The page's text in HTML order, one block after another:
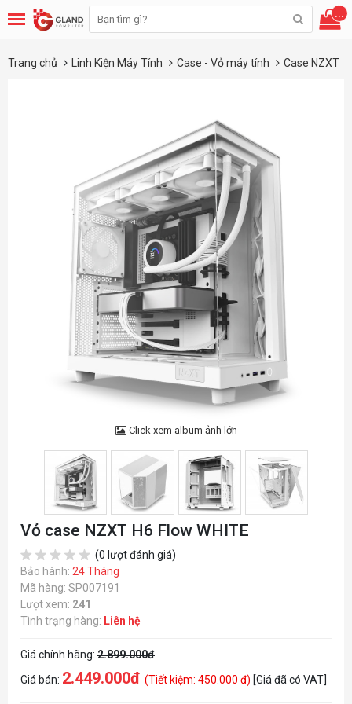
...
Trang chủ Linh Kiện Máy Tính Case - Vỏ máy tính Case NZXT
Click xem album ảnh lớn
Vỏ case NZXT H6 Flow WHITE
(0 lượt đánh giá)
Bảo hành: 24 Tháng
Mã hàng: SP007191
Lượt xem: 241
Tình trạng hàng: Liên hệ
Giá chính hãng: 2.899.000đ
Giá bán: 2.449.000đ (Tiết kiệm: 450.000 đ) [Giá đã có VAT]